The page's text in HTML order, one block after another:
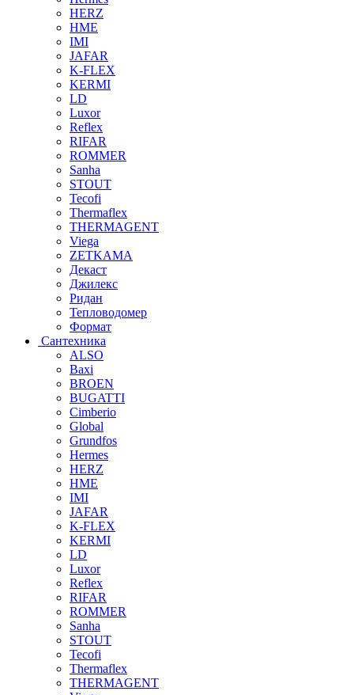
HERZ
HME
IMI
JAFAR
K-FLEX
KERMI
LD
Luxor
Reflex
RIFAR
ROMMER
Sanha
STOUT
Tecofi
Thermaflex
THERMAGENT
Viega
ZETKAMA
Декаст
Джилекс
Ридан
Тепловодомер
Формат
Сантехника
ALSO
Baxi
BROEN
BUGATTI
Cimberio
Global
Grundfos
Hermes
HERZ
HME
IMI
JAFAR
K-FLEX
KERMI
LD
Luxor
Reflex
RIFAR
ROMMER
Sanha
STOUT
Tecofi
Thermaflex
THERMAGENT